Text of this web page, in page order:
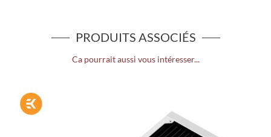
PRODUITS ASSOCIÉS
Ca pourrait aussi vous intéresser...